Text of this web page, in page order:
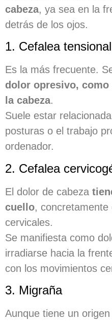
cabeza, ya sea en la
detrás de los ojos.
1. Cefalea tensional
Es la más frecuente.
dolor opresivo, como
la cabeza.
Suele estar
posturas o el trabajo
ordenador.
2. Cefalea
El dolor de cabeza
cuello, concretamente
cervicales.
Se manifiesta como
irradiarse hacia la
con los movimientos
3. Migraña
Aunque tiene un